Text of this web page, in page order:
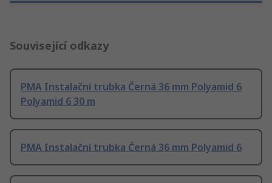
Související odkazy
PMA Instalační trubka Černá 36 mm Polyamid 6
Polyamid 6 30 m
PMA Instalační trubka Černá 36 mm Polyamid 6